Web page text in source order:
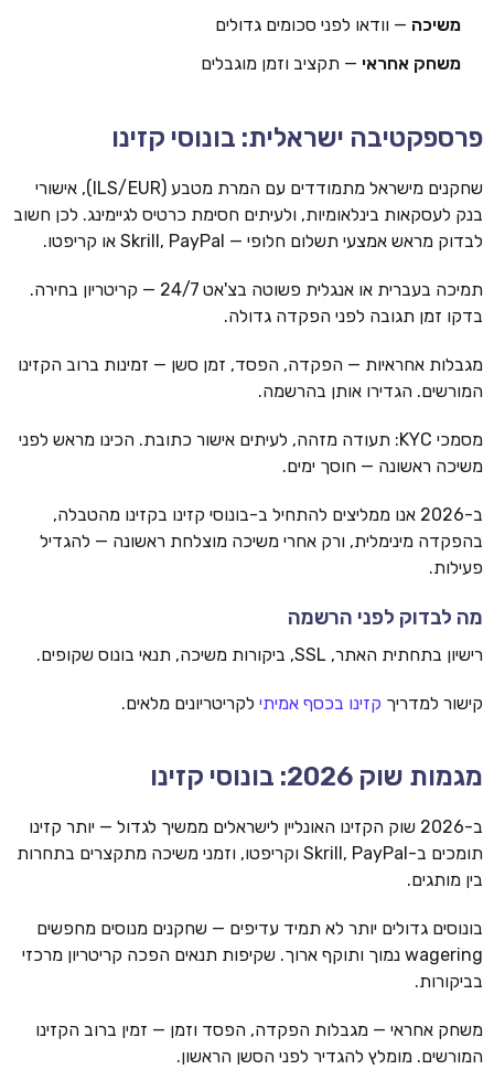
משיכה — וודאו לפני סכומים גדולים
משחק אחראי — תקציב וזמן מוגבלים
פרספקטיבה ישראלית: בונוסי קזינו
שחקנים מישראל מתמודדים עם המרת מטבע (ILS/EUR), אישורי
בנק לעסקאות בינלאומיות, ולעיתים חסימת כרטיס לגיימינג. לכן חשוב
לבדוק מראש אמצעי תשלום חלופי — Skrill, PayPal או קריפטו.
תמיכה בעברית או אנגלית פשוטה בצ'אט 24/7 — קריטריון בחירה.
בדקו זמן תגובה לפני הפקדה גדולה.
מגבלות אחראיות — הפקדה, הפסד, זמן סשן — זמינות ברוב הקזינו
המורשים. הגדירו אותן בהרשמה.
מסמכי KYC: תעודה מזהה, לעיתים אישור כתובת. הכינו מראש לפני
משיכה ראשונה — חוסך ימים.
ב-2026 אנו ממליצים להתחיל ב-בונוסי קזינו בקזינו מהטבלה,
בהפקדה מינימלית, ורק אחרי משיכה מוצלחת ראשונה — להגדיל
פעילות.
מה לבדוק לפני הרשמה
רישיון בתחתית האתר, SSL, ביקורות משיכה, תנאי בונוס שקופים.
קישור למדריך קזינו בכסף אמיתי לקריטריונים מלאים.
מגמות שוק 2026: בונוסי קזינו
ב-2026 שוק הקזינו האונליין לישראלים ממשיך לגדול — יותר קזינו
תומכים ב-Skrill, PayPal וקריפטו, וזמני משיכה מתקצרים בתחרות
בין מותגים.
בונוסים גדולים יותר לא תמיד עדיפים — שחקנים מנוסים מחפשים
wagering נמוך ותוקף ארוך. שקיפות תנאים הפכה קריטריון מרכזי
בביקורות.
משחק אחראי — מגבלות הפקדה, הפסד וזמן — זמין ברוב הקזינו
המורשים. מומלץ להגדיר לפני הסשן הראשון.